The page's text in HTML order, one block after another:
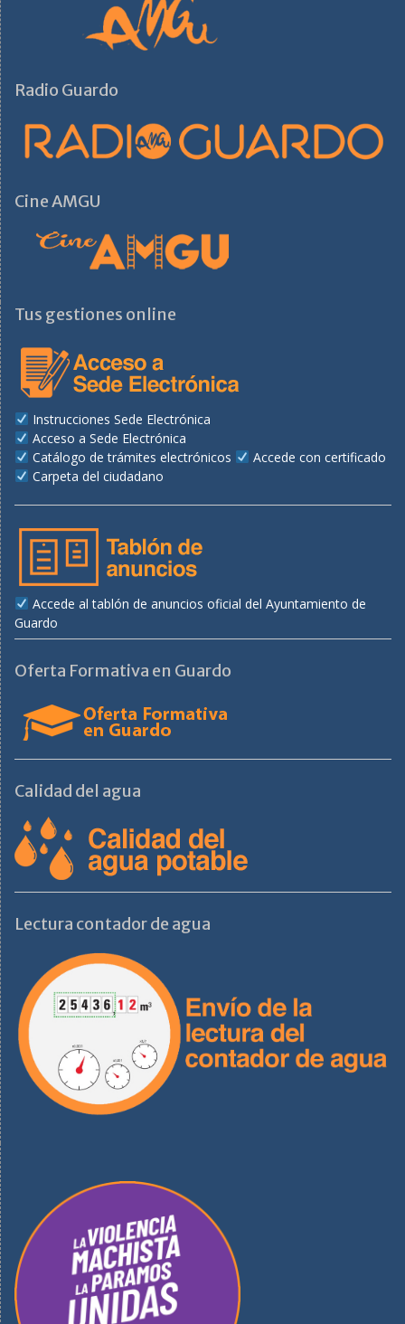
Radio Guardo
Cine AMGU
Tus gestiones online
Instrucciones Sede Electrónica
Acceso a Sede Electrónica
Catálogo de trámites electrónicos
Accede con certificado
Carpeta del ciudadano
Accede al tablón de anuncios oficial del Ayuntamiento de
Guardo
Oferta Formativa en Guardo
Calidad del agua
Lectura contador de agua